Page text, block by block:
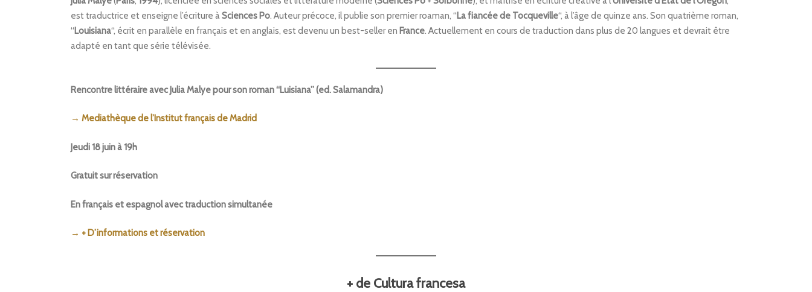
est traductrice et enseigne l’écriture àSciences Po. Auteur précoce, il publie son premier roaman, “La fiancée de Tocqueville“, à l’âge de quinze ans. Son quatrième roman,
“Louisiana“, écrit en parallèle en français et en anglais, est devenu un best-seller en France. Actuellement en cours de traduction dans plus de 20 langues et devrait être
adapté en tant que série télévisée.
Rencontre littéraire avec Julia Malye pour son roman “Luisiana” (ed. Salamandra)
→ Mediathèque de l’Institut français de Madrid
Jeudi 18 juin à 19h
Gratuit sur réservation
En français et espagnol avec traduction simultanée
→ + D’informations et réservation
+ de Cultura francesa